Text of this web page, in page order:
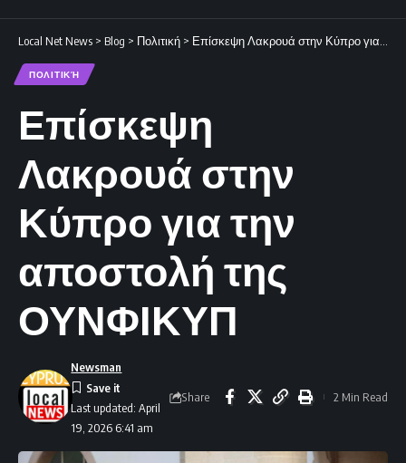
Local Net News > Blog > Πολιτική > Επίσκεψη Λακρουά στην Κύπρο για την αποστολή της ΟΥΝΦΙΚΥΠ
ΠΟΛΙΤΙΚΉ
Επίσκεψη
Λακρουά στην
Κύπρο για την
αποστολή της
ΟΥΝΦΙΚΥΠ
Last updated: April
19, 2026 6:41 am
Newsman
Share 2 Min Read